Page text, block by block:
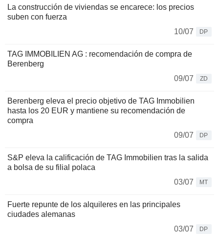
La construcción de viviendas se encarece: los precios
suben con fuerza
10/07
DP
TAG IMMOBILIEN AG : recomendación de compra de
Berenberg
09/07
ZD
Berenberg eleva el precio objetivo de TAG Immobilien
hasta los 20 EUR y mantiene su recomendación de
compra
09/07
DP
S&P eleva la calificación de TAG Immobilien tras la salida
a bolsa de su filial polaca
03/07
MT
Fuerte repunte de los alquileres en las principales
ciudades alemanas
03/07
DP